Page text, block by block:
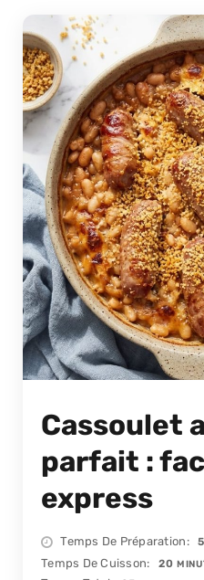
Cassoulet
parfait :
express
Temps De Préparation 5
Temps De Cuisson 20